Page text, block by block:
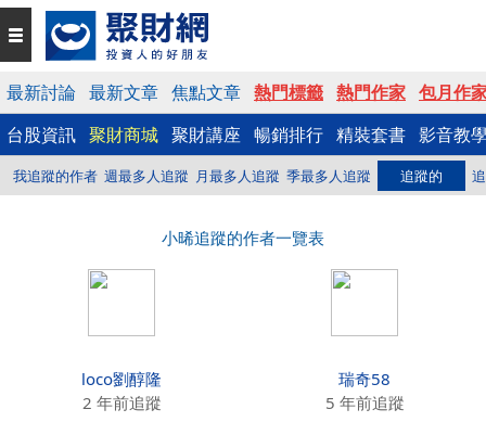
最新討論 最新文章 焦點文章 熱門標籤 熱門作家 包月作
台股資訊 聚財商城 聚財講座 暢銷排行 精裝套書 影音教
我追蹤的作者 週最多人追蹤 月最多人追蹤 季最多人追蹤 追蹤的
小晞追蹤的作者一覽表
loco劉醇隆
2 年前追蹤
瑞奇58
5 年前追蹤